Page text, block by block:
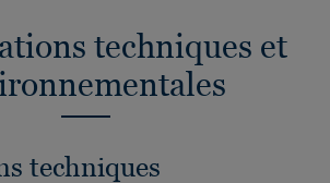
techniques et
techniques